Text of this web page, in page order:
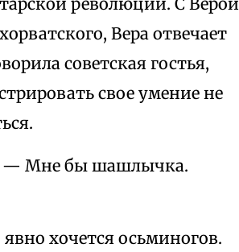
Вера отвечает
советская гостья,
свое умение не
— Мне бы шашлычка.
хочется осьминогов.